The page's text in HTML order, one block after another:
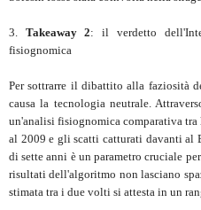
3. Takeaway 2: il verdetto
fisiognomica
Per sottrarre il dibattito alla faziosità
causa la tecnologia neutrale.
un'analisi fisiognomica comparativa
al 2009 e gli scatti catturati davanti al
di sette anni è un parametro cruciale
risultati dell'algoritmo non lasciano
stimata tra i due volti si attesta in un